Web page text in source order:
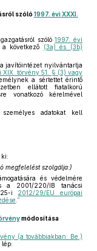
szóló 1997. évi XXXI.
szóló1997. évi
a következő (3a) és (3b)
javítóintézet nyilvántartja
XIX. törvény 51. § (3) vagy
a sértettet érintő
ellátott fiatalkorú
vonatkozó kérelmével
adatokat kell
ki:
megfelelést szolgálja:)
és védelmére
a 2001/220/IB tanácsi
25-i 2012/29/EU európai
.”
módosítása
(a továbbiakban: Be.)
lép: